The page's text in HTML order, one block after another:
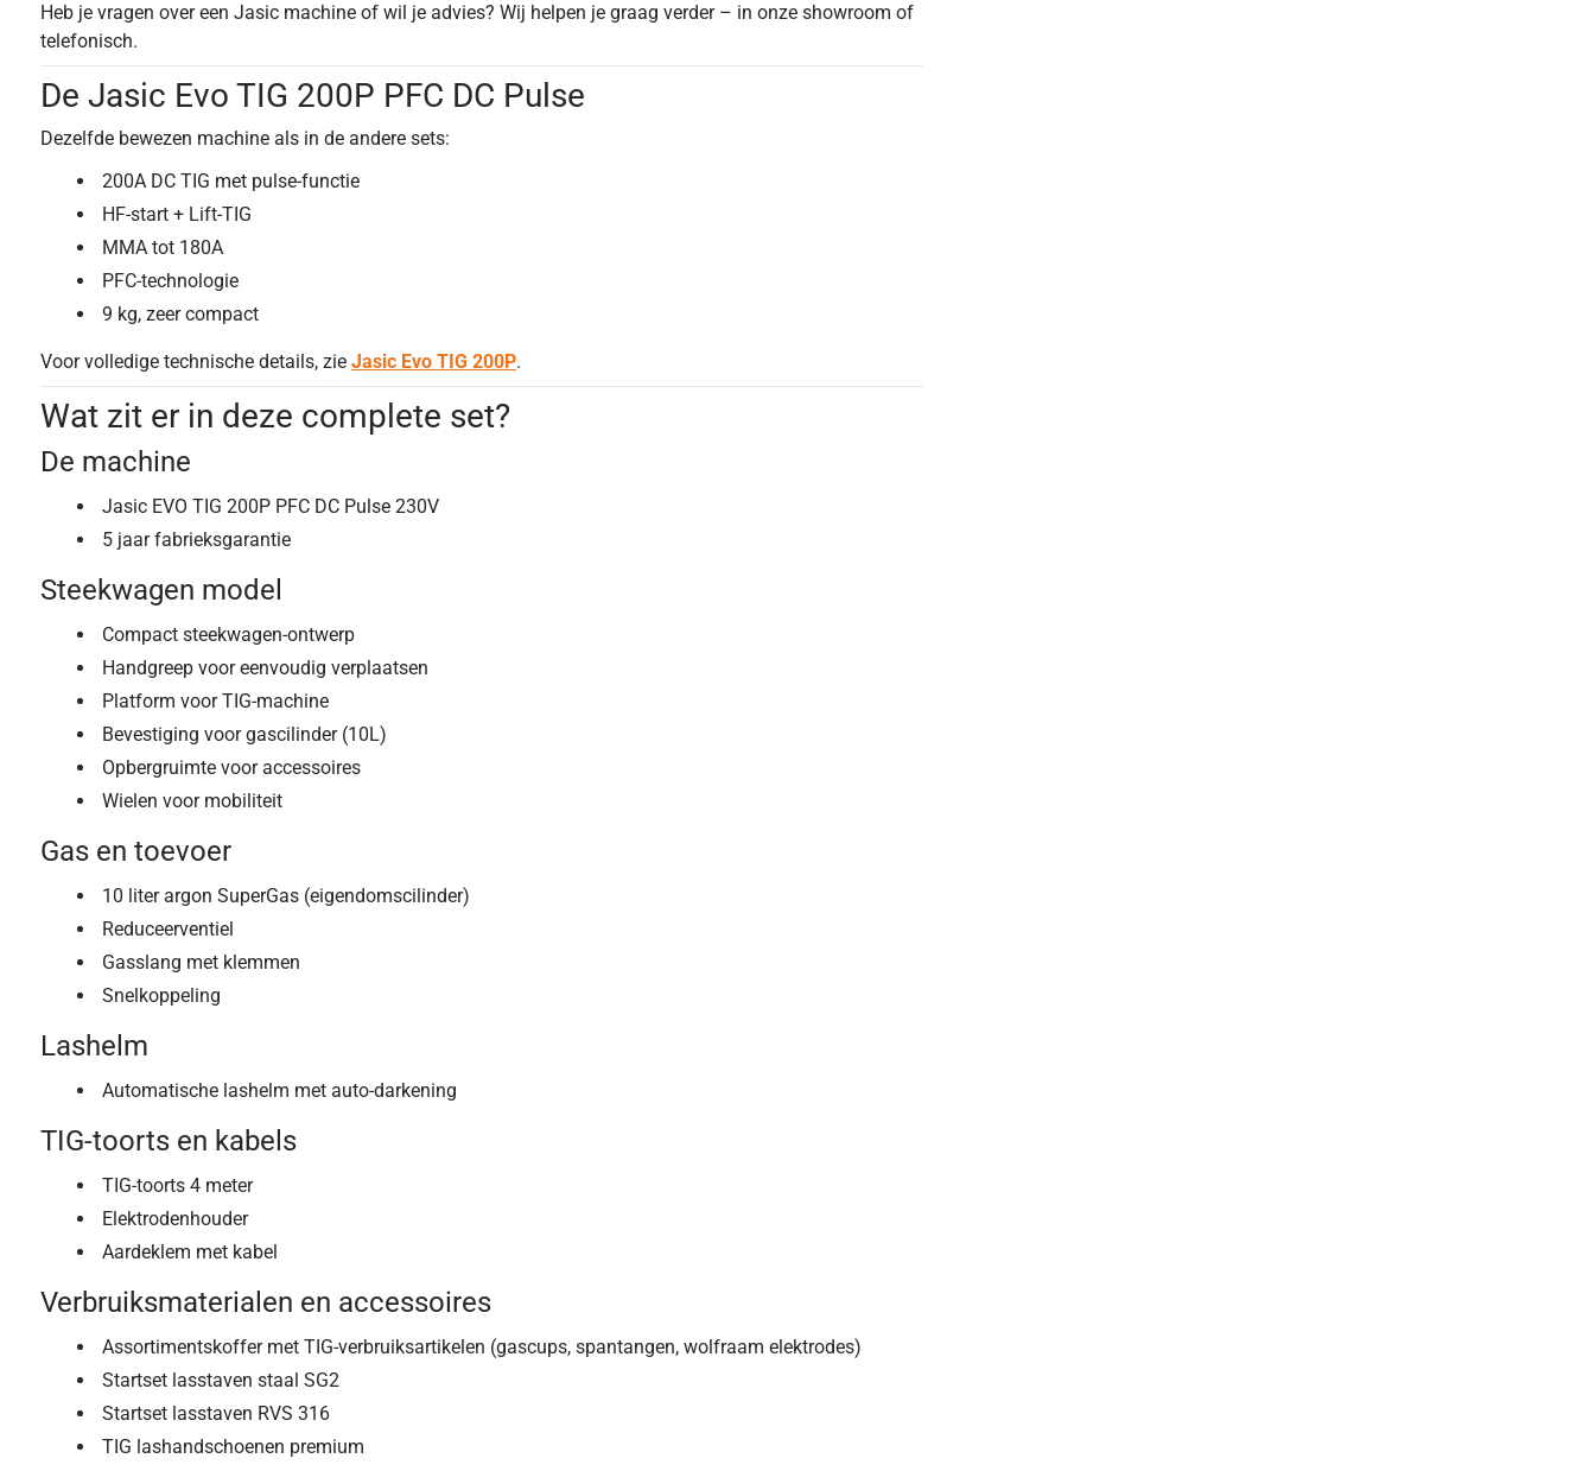
Heb je vragen over een Jasic machine of wil je advies? Wij helpen je graag verder – in onze showroom of
telefonisch.
De Jasic Evo TIG 200P PFC DC Pulse
Dezelfde bewezen machine als in de andere sets:
200A DC TIG met pulse-functie
HF-start + Lift-TIG
MMA tot 180A
PFC-technologie
9 kg, zeer compact
Voor volledige technische details, zie Jasic Evo TIG 200P.
Wat zit er in deze complete set?
De machine
Jasic EVO TIG 200P PFC DC Pulse 230V
5 jaar fabrieksgarantie
Steekwagen model
Compact steekwagen-ontwerp
Handgreep voor eenvoudig verplaatsen
Platform voor TIG-machine
Bevestiging voor gascilinder (10L)
Opbergruimte voor accessoires
Wielen voor mobiliteit
Gas en toevoer
10 liter argon SuperGas (eigendomscilinder)
Reduceerventiel
Gasslang met klemmen
Snelkoppeling
Lashelm
Automatische lashelm met auto-darkening
TIG-toorts en kabels
TIG-toorts 4 meter
Elektrodenhouder
Aardeklem met kabel
Verbruiksmaterialen en accessoires
Assortimentskoffer met TIG-verbruiksartikelen (gascups, spantangen, wolfraam elektrodes)
Startset lasstaven staal SG2
Startset lasstaven RVS 316
TIG lashandschoenen premium